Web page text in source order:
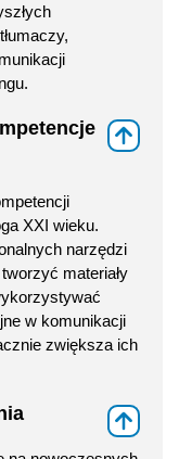
XXI wieku.
narzędzi
materiały
w komunikacji
zwiększa ich